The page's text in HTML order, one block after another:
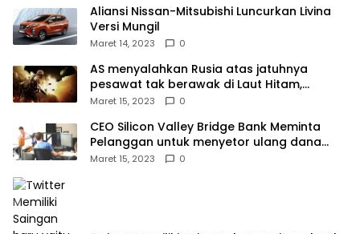
Aliansi Nissan-Mitsubishi Luncurkan Livina
Versi Mungil
Maret 14, 2023 0
AS menyalahkan Rusia atas jatuhnya
pesawat tak berawak di Laut Hitam,
Moskow menyangkal
Maret 15, 2023 0
CEO Silicon Valley Bridge Bank Meminta
Pelanggan untuk menyetor ulang dana
Mereka
Maret 15, 2023 0